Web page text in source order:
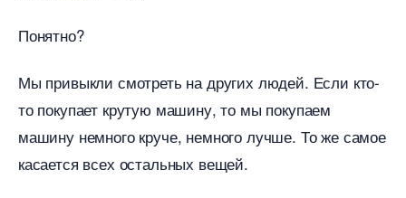
Понятно?
Мы привыкли смотреть на других людей. Если кто-
то покупает крутую машину, то мы покупаем
машину немного круче, немного лучше. То же самое
касается всех остальных вещей.